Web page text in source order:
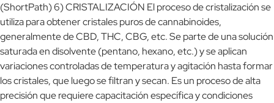
(ShortPath) 6) CRISTALIZACIÓN El proceso de cristalización se
utiliza para obtener cristales puros de cannabinoides,
generalmente de CBD, THC, CBG, etc. Se parte de una solución
saturada en disolvente (pentano, hexano, etc.) y se aplican
variaciones controladas de temperatura y agitación hasta formar
los cristales, que luego se filtran y secan. Es un proceso de alta
precisión que requiere capacitación específica y condiciones